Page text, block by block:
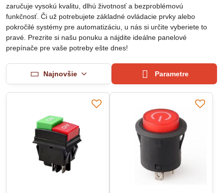
zaručuje vysokú kvalitu, dlhú životnosť a bezproblémovú
funkčnosť. Či už potrebujete základné ovládacie prvky alebo
pokročilé systémy pre automatizáciu, u nás si určite vyberiete to
pravé. Prezrite si našu ponuku a nájdite ideálne panelové
prepínače pre vaše potreby ešte dnes!
Najnovšie Parametre